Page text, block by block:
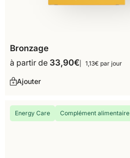
Bronzage
à partir de 33,90€ 1,13€ par jour
Ajouter
Energy Care Complément alimentaire